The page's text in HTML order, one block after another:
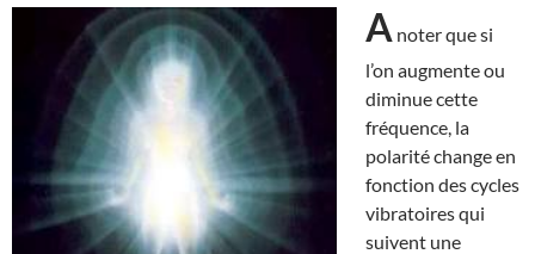
A noter que si
l’on augmente ou
diminue cette
fréquence, la
polarité change en
fonction des cycles
vibratoires qui
suivent une